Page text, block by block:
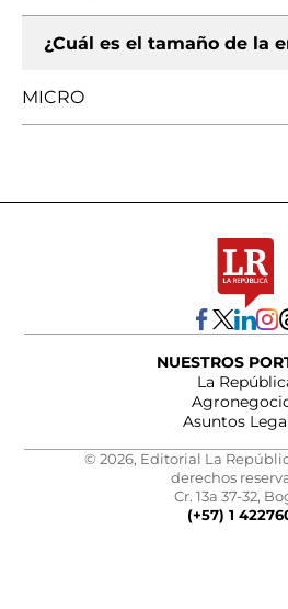
¿Cuál es el tamaño de la
MICRO
NUESTROS
La
Asuntos
© 2026, Editorial La
derechos
Cr. 13a 37-32,
(+57) 1